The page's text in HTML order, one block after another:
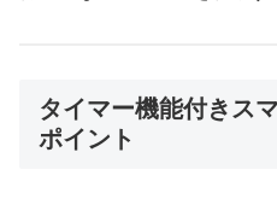
タイマー機能付きス
ポイント